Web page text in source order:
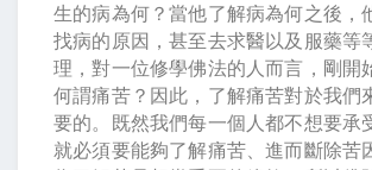
生的病為何？當他了解病為何之後，
找病的原因，甚至去求醫以及服藥等
理，對一位修學佛法的人而言，剛開
何謂痛苦？因此，了解痛苦對於我們
要的。既然我們每一個人都不想要承
就必須要能夠了解痛苦、進而斷除苦